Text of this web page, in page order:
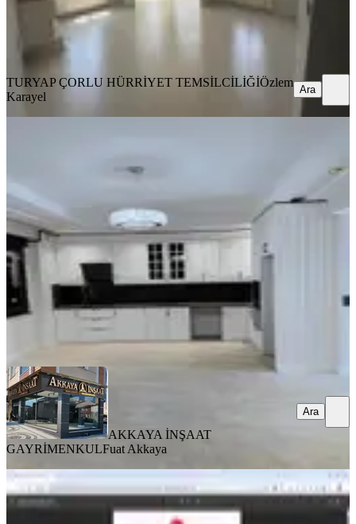
TURYAP ÇORLU HÜRRİYET TEMSİLCİLİĞİÖzlem Karayel
TURYAP ÇORLU HÜRRİYET TEMSİLCİLİĞİÖzlem
Karayel
Ara
3+1·335 m²·
65.000 ₺70.000 ₺
AKKAYA İNŞAAT GAYRİMENKULFuat Akkaya
AKKAYA İNŞAAT
GAYRİMENKULFuat Akkaya
Ara
SIFIR BİNA
Kiralık 4 Adet Sıfır Villa Tapu Sahibi
Perta Emlak Ümit Tahmaz